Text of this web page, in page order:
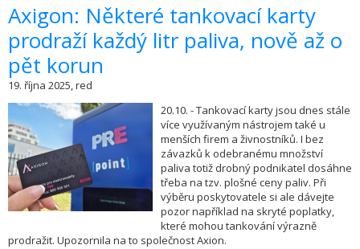
​Axigon: Některé tankovací karty
prodraží každý litr paliva, nově až o
pět korun
19. října 2025, red
20.10. - Tankovací karty jsou dnes stále
více využívaným nástrojem také u
menších firem a živnostníků. I bez
závazků k odebranému množství
paliva totiž drobný podnikatel dosáhne
třeba na tzv. plošné ceny paliv. Při
výběru poskytovatele si ale dávejte
pozor například na skryté poplatky,
které mohou tankování výrazně
prodražit. Upozornila na to společnost Axion.